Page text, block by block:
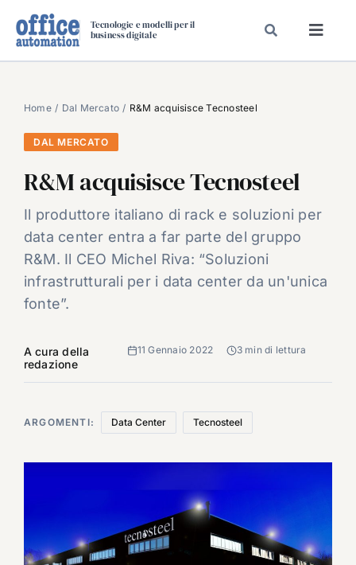
Tecnologie e modelli per il
business digitale
SPECIAL PAPER
TAVOLE ROTONDE DI REDAZIONE
CARRIERE
VIDEO
EVENTI
CHI SIAMO
Home Dal Mercato R&M acquisisce Tecnosteel
DAL MERCATO
R&M acquisisce Tecnosteel
Il produttore italiano di rack e soluzioni per
data center entra a far parte del gruppo
R&M. Il CEO Michel Riva: “Soluzioni
infrastrutturali per i data center da un'unica
fonte”.
A cura della
redazione
11 Gennaio 2022 3 min di lettura
ARGOMENTI: Data Center Tecnosteel